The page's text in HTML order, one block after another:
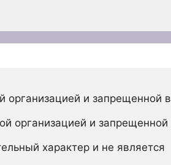
организацией и запрещенной в
организацией и запрещенной
характер и не является